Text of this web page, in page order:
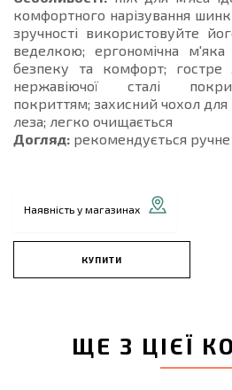
комфортного нарізування
зручності використовуйте
веделкою; ергономічна м'яка
безпеку та комфорт; гостре
нержавіючої сталі
покриттям; захисний чохол
леза; легко очищається
Догляд: рекомендується
Наявність у магазинах
КУПИТИ
ЩЕ З ЦІЄЇ